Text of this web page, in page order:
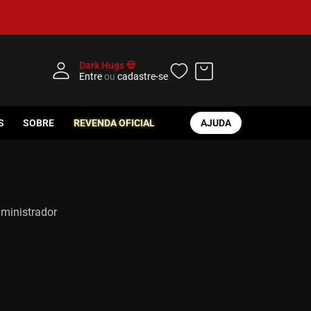
Dark Hugs 💀
Entreou cadastre-se
SOBRE REVENDA OFICIAL AJUDA